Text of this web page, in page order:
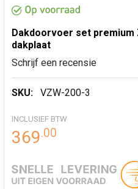
Dakdoorvoer set premium
dakplaat
Schrijf een recensie
SKU: VZW-200-3
INCLUSIEF BTW
369.00